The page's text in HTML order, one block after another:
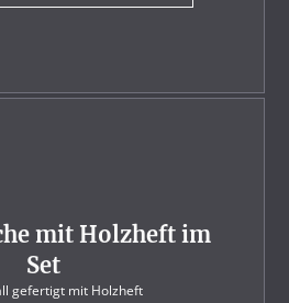
mit Holzheft im
Set
gefertigt mit Holzheft